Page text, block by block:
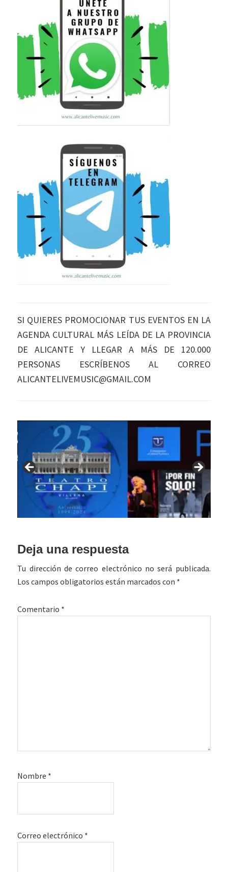
SI QUIERES PROMOCIONAR TUS EVENTOS EN LA
AGENDA CULTURAL MÁS LEÍDA DE LA PROVINCIA
DE ALICANTE Y LLEGAR A MÁS DE 120.000
PERSONAS ESCRÍBENOS AL CORREO
ALICANTELIVEMUSIC@GMAIL.COM
Interacciones
con
los
Deja una respuesta
Tu dirección de correo electrónico no será publicada.
Los campos obligatorios están marcados con *
Comentario *
Nombre *
Correo electrónico *